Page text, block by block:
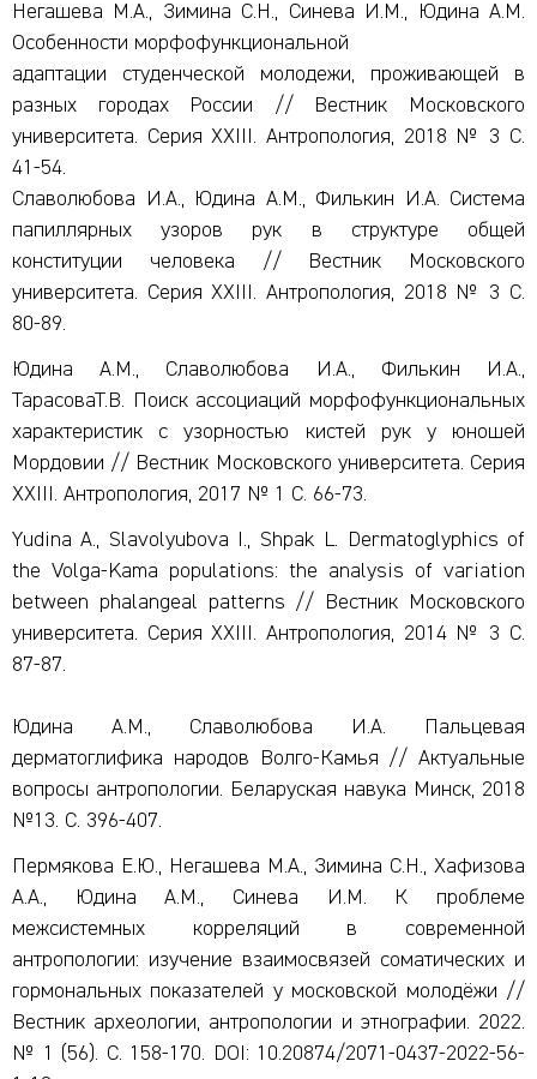
Негашева М.А., Зимина С.Н., Синева И.М., Юдина А.М.
Особенности морфофункциональной
адаптации студенческой молодежи, проживающей в
разных городах России // Вестник Московского
университета. Серия XXIII. Антропология, 2018 № 3 С.
41-54.
Славолюбова И.А., Юдина А.М., Филькин И.А. Система
папиллярных узоров рук в структуре общей
конституции человека // Вестник Московского
университета. Серия XXIII. Антропология, 2018 № 3 С.
80-89.
Юдина А.М., Славолюбова И.А., Филькин И.А.,
ТарасоваТ.В. Поиск ассоциаций морфофункциональных
характеристик с узорностью кистей рук у юношей
Мордовии // Вестник Московского университета. Серия
XXIII. Антропология, 2017 № 1 С. 66-73.
Yudina A., Slavolyubova I., Shpak L. Dermatoglyphics of
the Volga-Kama populations: the analysis of variation
between phalangeal patterns // Вестник Московского
университета. Серия XXIII. Антропология, 2014 № 3 С.
87-87.
Юдина А.М., Славолюбова И.А. Пальцевая
дерматоглифика народов Волго-Камья // Актуальные
вопросы антропологии. Беларуская навука Минск, 2018
№13. С. 396-407.
Пермякова Е.Ю., Негашева М.А., Зимина С.Н., Хафизова
А.А., Юдина А.М., Синева И.М. К проблеме
межсистемных корреляций в современной
антропологии: изучение взаимосвязей соматических и
гормональных показателей у московской молодёжи //
Вестник археологии, антропологии и этнографии. 2022.
№ 1 (56). С. 158-170. DOI: 10.20874/2071-0437-2022-56-